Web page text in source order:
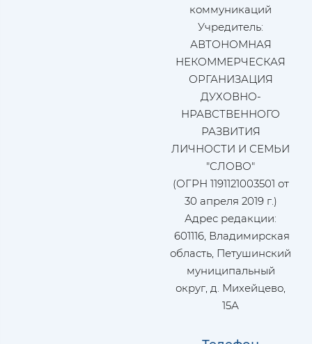
коммуникаций
Учредитель:
АВТОНОМНАЯ
НЕКОММЕРЧЕСКАЯ
ОРГАНИЗАЦИЯ
ДУХОВНО-
НРАВСТВЕННОГО
РАЗВИТИЯ
ЛИЧНОСТИ И СЕМЬИ
"СЛОВО"
(ОГРН 1191121003501 от
30 апреля 2019 г.)
Адрес редакции:
601116, Владимирская
область, Петушинский
муниципальный
округ, д. Михейцево,
15А